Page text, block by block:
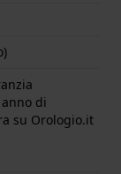
anno di
su Orologio.it